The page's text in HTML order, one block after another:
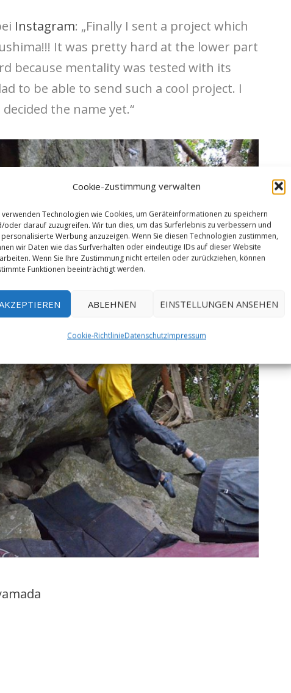
Cookie-Zustimmung verwalten
verwenden Technologien wie Cookies, um Geräteinformationen zu speichern
oder darauf zuzugreifen. Wir tun dies, um das Surferlebnis zu verbessern und
Werbung anzuzeigen. Wenn Sie diesen Technologien zustimmen,
wir Daten wie das Surfverhalten oder eindeutige IDs auf dieser Website
Wenn Sie Ihre Zustimmung nicht erteilen oder zurückziehen, können
Funktionen beeinträchtigt werden.
ABLEHNEN EINSTELLUNGEN ANSEHEN
Cookie-RichtlinieDatenschutzImpressum
Instagram: „Finally I sent a project which
It was pretty hard at the lower part
because mentality was tested with its
to be able to send such a cool project. I
the name yet.“